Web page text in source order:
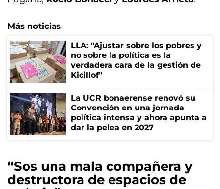
Más noticias
LLA: "Ajustar sobre los pobres y
no sobre la política es la
verdadera cara de la gestión de
Kicillof"
La UCR bonaerense renovó su
Convención en una jornada
política intensa y ahora apunta a
dar la pelea en 2027
“Sos una mala compañera y
destructora de espacios de